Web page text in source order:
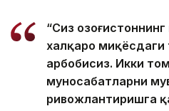
“Сиз
халқаро миқёсдаги
арбобисиз. Икки
муносабатларни
ривожлантиришга